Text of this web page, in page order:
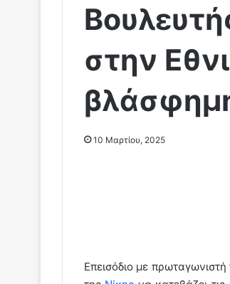
στην
10 Μαρτίου, 2025
Επεισόδιο με πρωταγωνιστή